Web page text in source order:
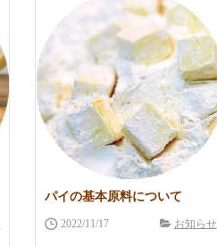
パイの基本原料について
2022/11/17 お知らせ